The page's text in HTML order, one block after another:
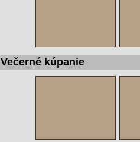
Večerné kúpanie